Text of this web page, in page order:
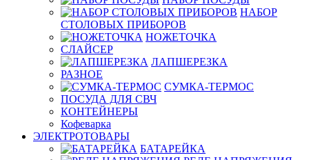
НАБОР
СТОЛОВЫХ ПРИБОРОВ
НОЖЕТОЧКА
СЛАЙСЕР
ЛАПШЕРЕЗКА
РАЗНОЕ
СУМКА-ТЕРМОС
ПОСУДА ДЛЯ СВЧ
КОНТЕЙНЕРЫ
Кофеварка
ЭЛЕКТРОТОВАРЫ
БАТАРЕЙКА